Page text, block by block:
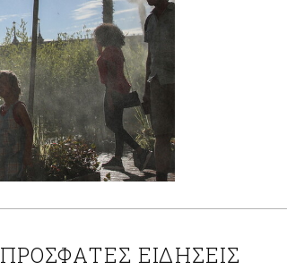
ΠΡΟΣΦΑΤΕΣ ΕΙΔΗΣΕΙΣ